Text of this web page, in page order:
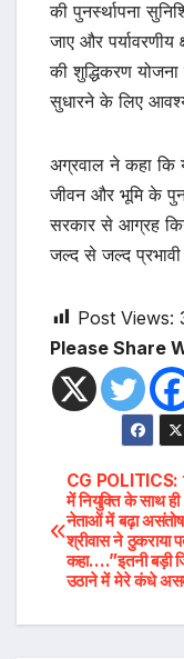
की पुनर्स्थापना
जाए और
की शुद्धिकरण
सुधारने के लिए
अग्रवाल ने कहा कि
जीवन और भूमि के
सरकार से आग्रह
जल्द से जल्द
Post Views:
Please Share
Post
CG POLITICS:
में नियुक्ति के साथ
नेताओं में बढ़ा
श्रीवास ने ठुकराया
कहा….”इतनी बड़ी
उठाने में मेरे कंधे